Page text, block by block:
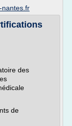
nantes.fr
des
de